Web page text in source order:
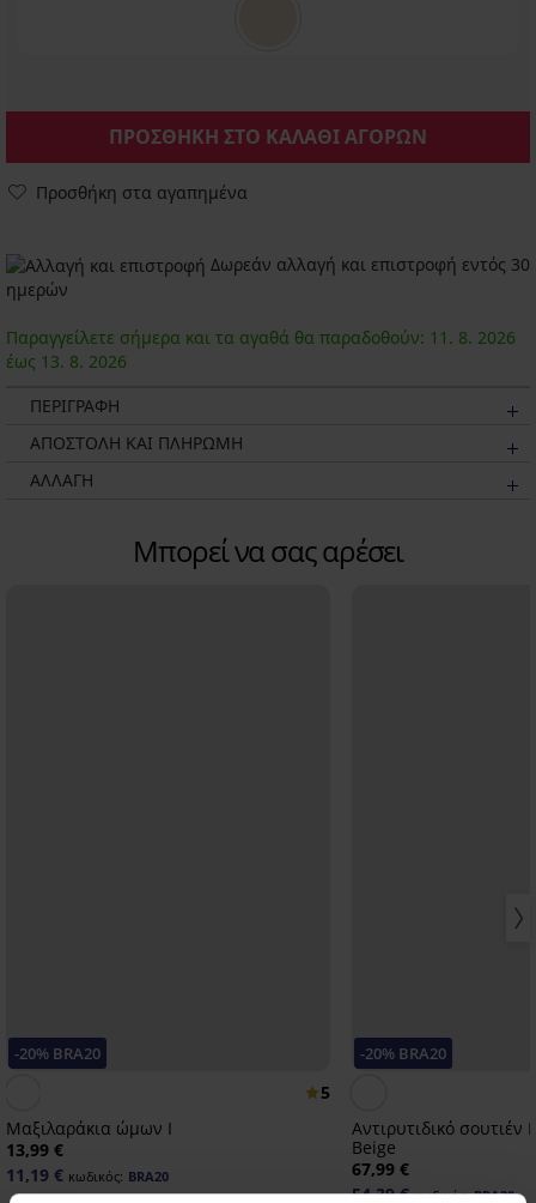
ΠΡΟΣΘΗΚΗ ΣΤΟ ΚΑΛΑΘΙ ΑΓΟΡΩΝ
Προσθήκη στα αγαπημένα
Δωρεάν αλλαγή και επιστροφή εντός 30
ημερών
Παραγγείλετε σήμερα και τα αγαθά θα παραδοθούν: 11. 8. 2026
έως 13. 8. 2026
ΠΕΡΙΓΡΑΦΗ
ΑΠΟΣΤΟΛΗ ΚΑΙ ΠΛΗΡΩΜΗ
ΑΛΛΑΓΗ
Μπορεί να σας αρέσει
-20% BRA20
5
Μαξιλαράκια ώμων I
13,99 €
11,19 € κωδικός: BRA20
-20% BRA20
Αντιρυτιδικό σουτιέν
Beige
67,99 €
54,39 € κωδικός: BRA20